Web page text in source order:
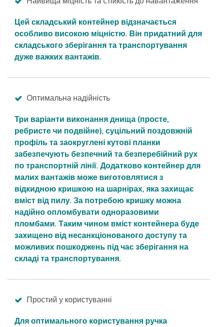
Цей складський контейнер відзначається
особливо високою міцністю. Він придатний для
складського зберігання та транспортування
дуже важких вантажів.
Оптимальна надійність
Три варіанти виконання днища (просте,
ребристе чи подвійне), суцільний поздовжній
профіль та заокруглені кутові планки
забезпечують безпечний та безперебійний рух
по транспортній лінії. Додатково контейнер для
малих вантажів може виготовлятися з
відкидною кришкою на шарнірах, яка захищає
вміст від пилу. За потребою кришку можна
надійно опломбувати одноразовими
пломбами. Таким чином вміст контейнера буде
захищено від несанкціонованого доступу та
можливих пошкоджень під час зберігання на
складі та транспортування.
Простий у користуванні
Для оптимального користування ручка